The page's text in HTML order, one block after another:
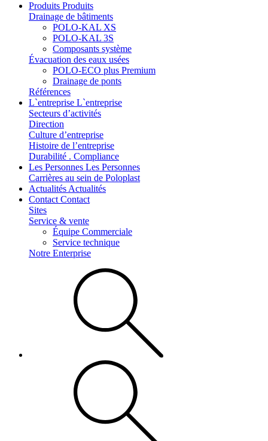
Produits Produits
Drainage de bâtiments
POLO-KAL XS
POLO-KAL 3S
Composants système
Évacuation des eaux usées
POLO-ECO plus Premium
Drainage de ponts
Références
L`entreprise L`entreprise
Secteurs d’activités
Direction
Culture d’entreprise
Histoire de l’entreprise
Durabilité . Compliance
Les Personnes Les Personnes
Carrières au sein de Poloplast
Actualités Actualités
Contact Contact
Sites
Service & vente
Équipe Commerciale
Service technique
Notre Enterprise